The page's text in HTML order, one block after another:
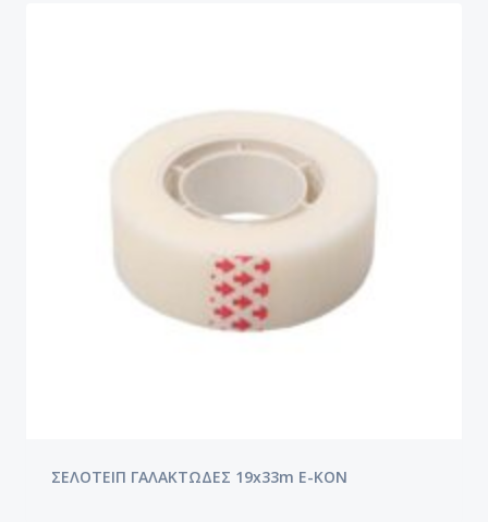
ΣΕΛΟΤΕΙΠ ΓΑΛΑΚΤΩΔΕΣ 19x33m E-KON